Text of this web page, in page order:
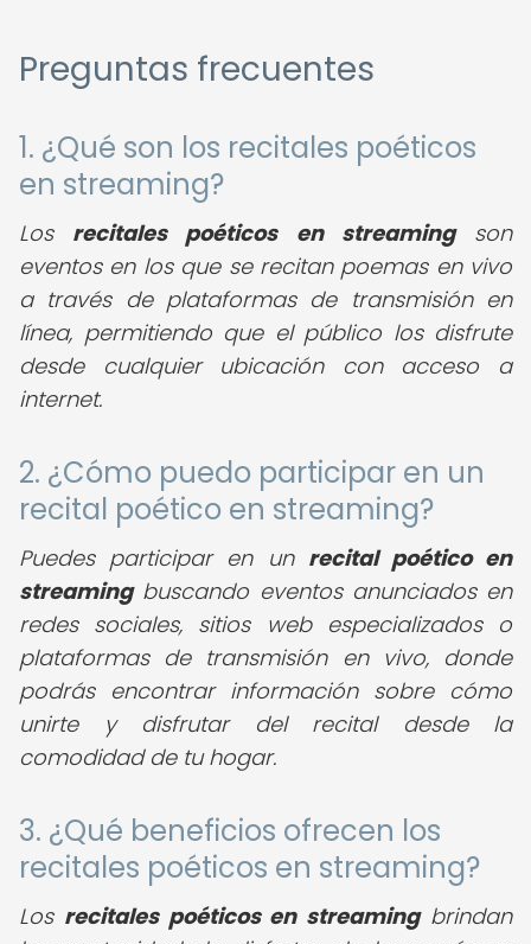
Preguntas frecuentes
1. ¿Qué son los recitales poéticos
en streaming?
Los recitales poéticos en streamingson
eventos en los que se recitan poemas en vivo
a través de plataformas de transmisión en
línea, permitiendo que el público los disfrute
desde cualquier ubicación con acceso a
internet.
2. ¿Cómo puedo participar en un
recital poético en streaming?
Puedes participar en un recital poético en
streamingbuscando eventos anunciados en
redes sociales, sitios web especializados o
plataformas de transmisión en vivo, donde
podrás encontrar información sobre cómo
unirte y disfrutar del recital desde la
comodidad de tu hogar.
3. ¿Qué beneficios ofrecen los
recitales poéticos en streaming?
Los recitales poéticos en streamingbrindan